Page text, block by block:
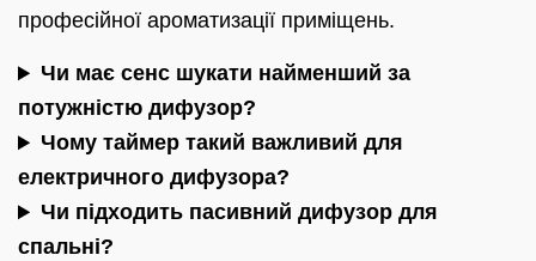
професійної ароматизації приміщень.
Чи має сенс шукати найменший за
потужністю дифузор?
Чому таймер такий важливий для
електричного дифузора?
Чи підходить пасивний дифузор для
спальні?